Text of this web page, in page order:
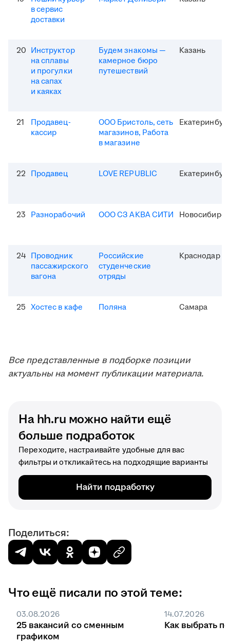
в сервис
доставки
20 Инструктор
на сплавы
и прогулки
на сапах
и каяках
Будем знакомы —
камерное бюро
путешествий
Казань
21
Продавец-
кассир
ООО Бристоль, сеть
магазинов, Работа
в магазине
22 Продавец LOVE REPUBLIC
23 Разнорабочий ООО СЗ АКВА СИТИ Новосибирск
24 Проводник
пассажирского
вагона
Российские
студенческие
отряды
Краснодар
25 Хостес в кафе Поляна Самара
Все представленные в подборке позиции
актуальны на момент публикации материала.
На hh.ru можно найти ещё
больше подработок
Переходите, настраивайте удобные для вас
фильтры и откликайтесь на подходящие варианты
Найти подработку
Поделиться:
Что ещё писали по этой теме:
03.08.2026
25 вакансий со сменным
графиком
14.07.2026
Как выбрать